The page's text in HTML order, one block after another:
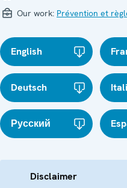
Our work: Prévention et
English
Deutsch
Русский
Disclaimer